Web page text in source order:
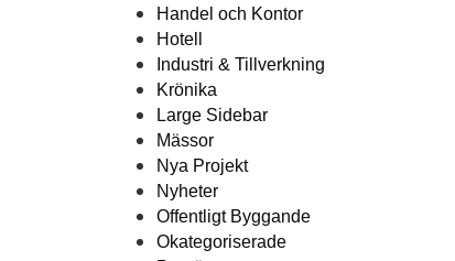
Handel och Kontor
Hotell
Industri & Tillverkning
Krönika
Large Sidebar
Mässor
Nya Projekt
Nyheter
Offentligt Byggande
Okategoriserade